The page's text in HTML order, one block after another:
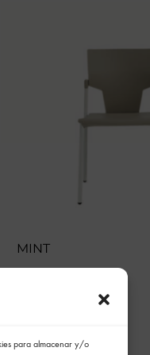
para almacenar y/o
MINT